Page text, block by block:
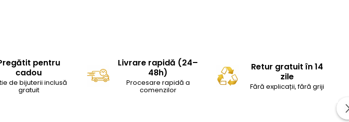
pentru
cadou
de bijuterii inclusă
gratuit
Livrare rapidă (24–
48h)
Procesare rapidă a
comenzilor
Retur gratuit în 14
zile
Fără explicații, fără griji